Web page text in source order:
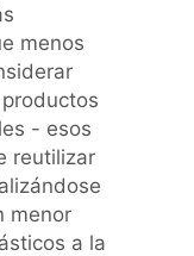
menos
- esos
reutilizar
menor
a la